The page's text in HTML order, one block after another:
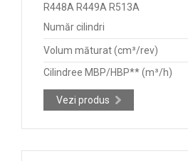
R448A R449A R513A
Număr cilindri
Volum măturat (cm³/rev)
Cilindree MBP/HBP** (m³/h)
Vezi produs